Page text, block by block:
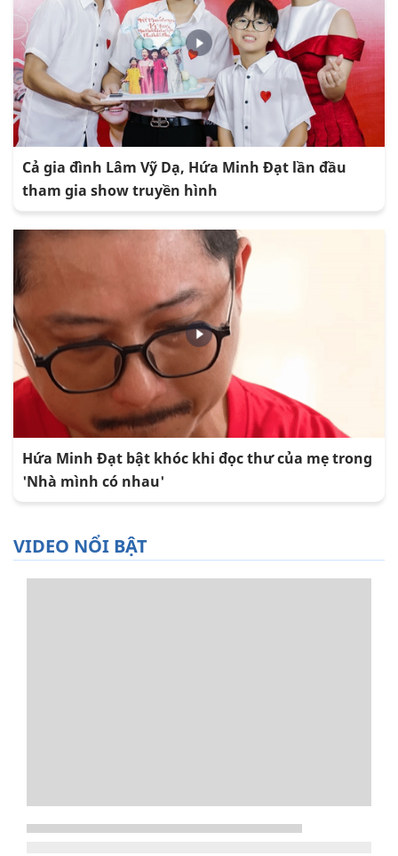
Cả gia đình Lâm Vỹ Dạ, Hứa Minh Đạt lần đầu
tham gia show truyền hình
Hứa Minh Đạt bật khóc khi đọc thư của mẹ trong
'Nhà mình có nhau'
VIDEO NỔI BẬT